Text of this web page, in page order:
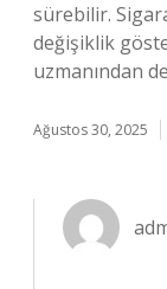
sürebilir.
değişiklik
uzmanından
Ağustos 30, 2025